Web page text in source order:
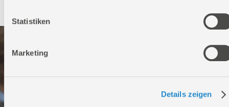
Statistiken
Marketing
Details zeigen